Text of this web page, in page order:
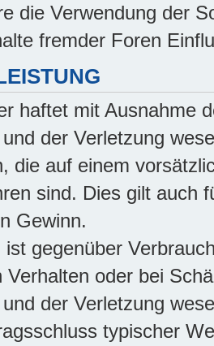
die Verwendung der
fremder Foren
haftet mit Ausnahme
der Verletzung
die auf einem
sind. Dies gilt auch
Gewinn.
ist gegenüber
Verhalten oder bei
der Verletzung
typischer